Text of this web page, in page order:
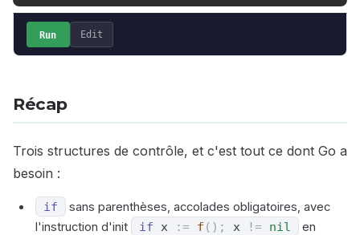
Run Edit
Récap
Trois structures de contrôle, et c'est tout ce dont Go a
besoin :
if
sans parenthèses, accolades obligatoires, avec
l'instruction d'init
if x := f ( ) ; x != nil
en